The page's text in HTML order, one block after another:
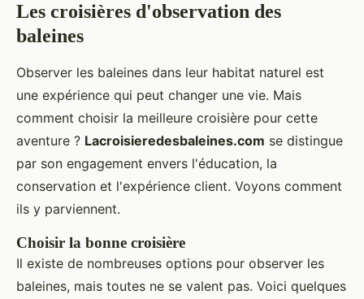
Les croisières d'observation des
baleines
Observer les baleines dans leur habitat naturel est
une expérience qui peut changer une vie. Mais
comment choisir la meilleure croisière pour cette
aventure ? Lacroisieredesbaleines.com se distingue
par son engagement envers l'éducation, la
conservation et l'expérience client. Voyons comment
ils y parviennent.
Choisir la bonne croisière
Il existe de nombreuses options pour observer les
baleines, mais toutes ne se valent pas. Voici quelques